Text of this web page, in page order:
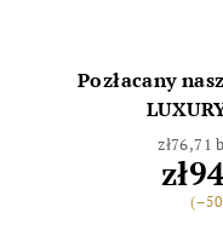
Pozłacany
zł76,71